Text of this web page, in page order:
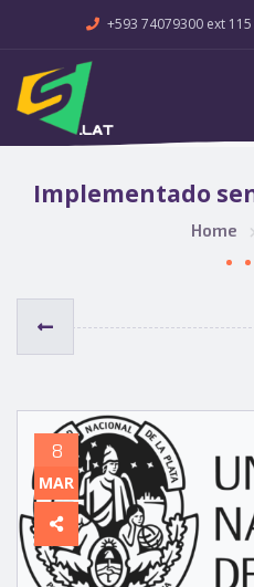
+593 74079300 ext 115
Implementado
Home
8
MAR